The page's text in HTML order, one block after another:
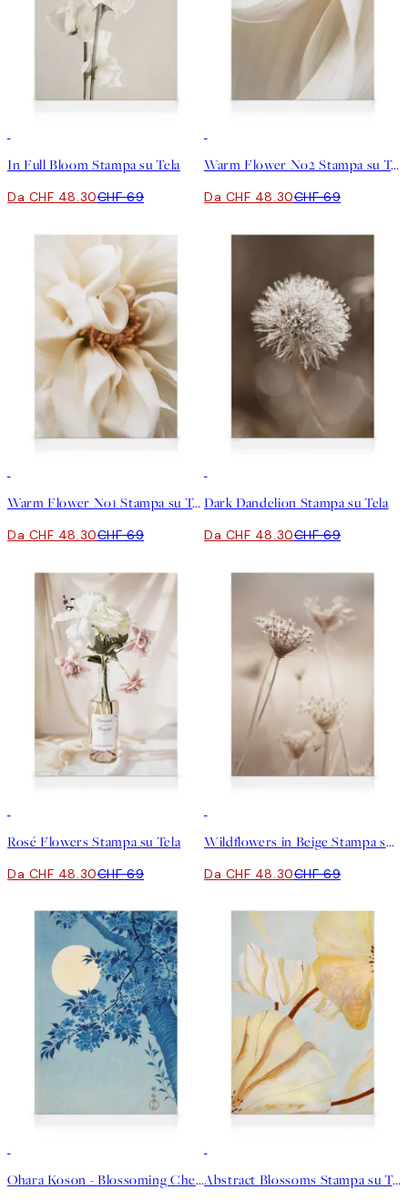
In Full Bloom Stampa su Tela
Da CHF 48.30CHF 69
Warm Flower No2 Stampa su Tela
Da CHF 48.30CHF 69
Warm Flower No1 Stampa su Tela
Da CHF 48.30CHF 69
Dark Dandelion Stampa su Tela
Da CHF 48.30CHF 69
Rosé Flowers Stampa su Tela
Da CHF 48.30CHF 69
Wildflowers in Beige Stampa su Tela
Da CHF 48.30CHF 69
Ohara Koson - Blossoming Cherry on a Moonlit Night Stampa su Tela Abstract Blossoms Stampa su Tela